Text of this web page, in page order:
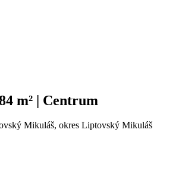
m² | Centrum
Mikuláš, okres Liptovský Mikuláš